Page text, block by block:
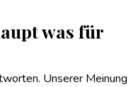
was für
Unserer Meinung